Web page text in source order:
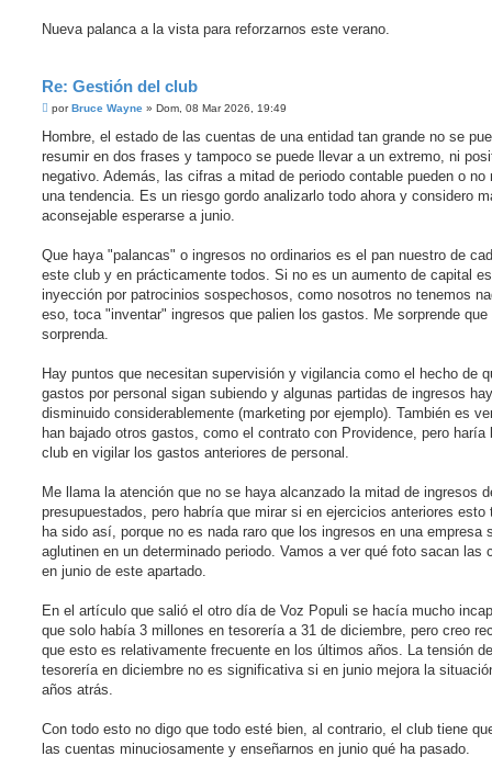
Nueva palanca a la vista para reforzarnos este verano.
Re: Gestión del club
M
n
a
j
porBruce Wayne » Dom, 08 Mar 2026, 19:49
Hombre, el estado de las cuentas de una entidad tan grande no se
resumir en dos frases y tampoco se puede llevar a un extremo, ni
negativo. Además, las cifras a mitad de periodo contable pueden o no
una tendencia. Es un riesgo gordo analizarlo todo ahora y considero
aconsejable esperarse a junio.
Que haya "palancas" o ingresos no ordinarios es el pan nuestro de
este club y en prácticamente todos. Si no es un aumento de capital
inyección por patrocinios sospechosos, como nosotros no tenemos
eso, toca "inventar" ingresos que palien los gastos. Me sorprende que
sorprenda.
Hay puntos que necesitan supervisión y vigilancia como el hecho de
gastos por personal sigan subiendo y algunas partidas de ingresos
disminuido considerablemente (marketing por ejemplo). También es
han bajado otros gastos, como el contrato con Providence, pero haría
club en vigilar los gastos anteriores de personal.
Me llama la atención que no se haya alcanzado la mitad de ingresos
presupuestados, pero habría que mirar si en ejercicios anteriores esto
ha sido así, porque no es nada raro que los ingresos en una empresa
aglutinen en un determinado periodo. Vamos a ver qué foto sacan las
en junio de este apartado.
En el artículo que salió el otro día de Voz Populi se hacía mucho
que solo había 3 millones en tesorería a 31 de diciembre, pero creo
que esto es relativamente frecuente en los últimos años. La tensión de
tesorería en diciembre no es significativa si en junio mejora la
años atrás.
Con todo esto no digo que todo esté bien, al contrario, el club tiene
las cuentas minuciosamente y enseñarnos en junio qué ha pasado.